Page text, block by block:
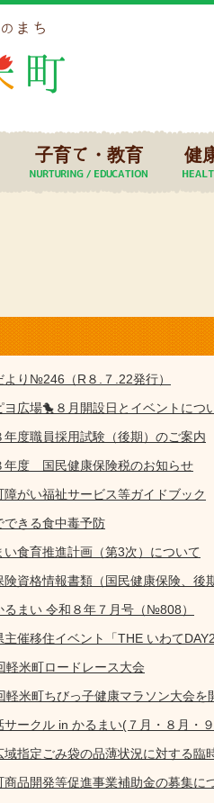
子育て・教育 健
より№246（R８.７.22発行）
ヨ広場🐤８月開設日とイベントにつ
年度職員採用試験（後期）のご案内
年度 国民健康保険税のお知らせ
障がい福祉サービス等ガイドブック
できる食中毒予防
い食育推進計画（第3次）について
険資格情報書類（国民健康保険、後
るまい 令和８年７月号（№808）
主催移住イベント「THE いわて
軽米町ロードレース大会
軽米町ちびっ子健康マラソン大会を
サークル in かるまい(７月・８月・
域指定ごみ袋の品薄状況に対する臨
商品開発等促進事業補助金の募集に